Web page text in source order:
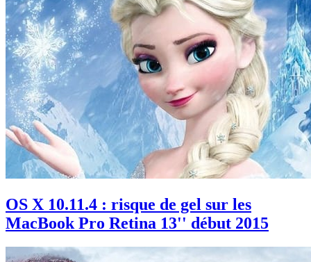
OS X 10.11.4 : risque de gel sur les
MacBook Pro Retina 13'' début 2015